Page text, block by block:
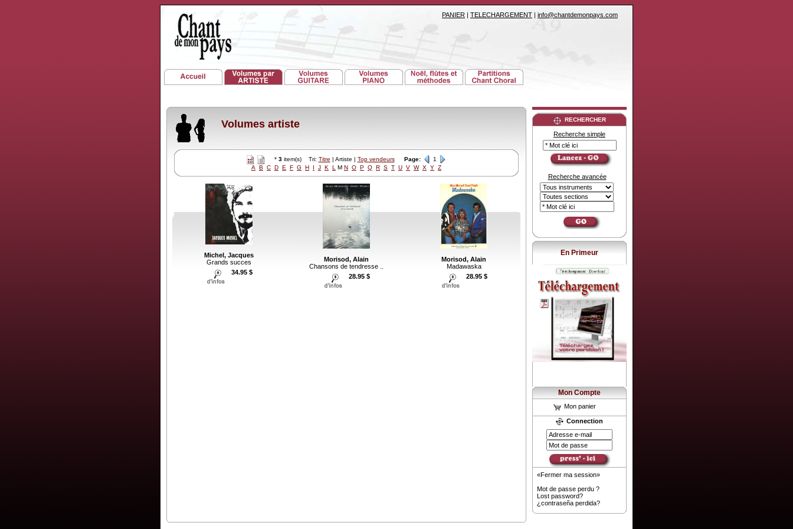
PANIER | TELECHARGEMENT | info@chantdemonpays.com
Volumes artiste
* 3item(s) Tri: Titre | Artiste | Top vendeurs Page:
1
A
B C D E F G H I J K L M N O P Q R S T U V W X Y Z
Michel, Jacques
Grands succes
34.95 $
Morisod, Alain
Chansons de tendresse ..
28.95 $
Morisod, Alain
Madawaska
28.95 $
RECHERCHER
Recherche simple
Recherche avancée
En Primeur
Mon Compte
Mon panier
Connection
«Fermer ma session»
Mot de passe perdu ?
Lost password?
¿contraseña perdida?